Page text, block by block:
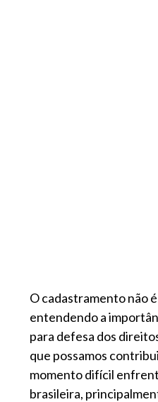
O cadastramento não
entendendo a
para defesa dos
que possamos
momento difícil
brasileira,